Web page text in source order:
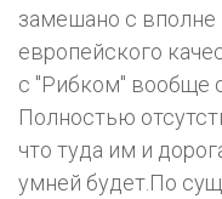
замешано с
европейского
с "Рибком" вообще
Полностью
что туда им и
умней будет.По